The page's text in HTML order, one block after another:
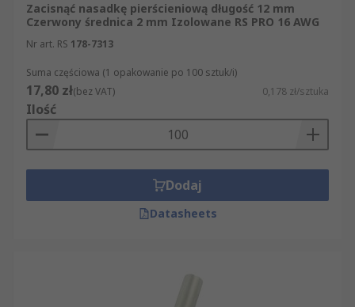
Zacisnąć nasadkę pierścieniową długość 12 mm
Czerwony średnica 2 mm Izolowane RS PRO 16 AWG
Nr art. RS 178-7313
Suma częściowa (1 opakowanie po 100 sztuk/i)
17,80 zł(bez VAT) 0,178 zł/sztuka
Ilość
Dodaj
Datasheets